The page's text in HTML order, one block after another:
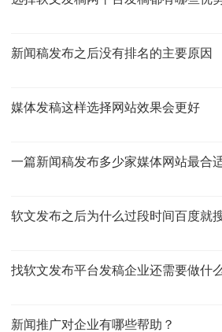
新闻稿发布之后没有排名的主要原因
媒体发稿这样选择网站效果会更好
一篇新闻稿发布多少家媒体网站最合
软文发布之后为什么过段时间百度就
找软文发布平台发稿企业还需要做什
新闻推广对企业有哪些帮助？